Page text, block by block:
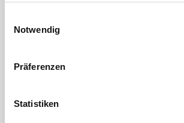
Notwendig
Präferenzen
Statistiken